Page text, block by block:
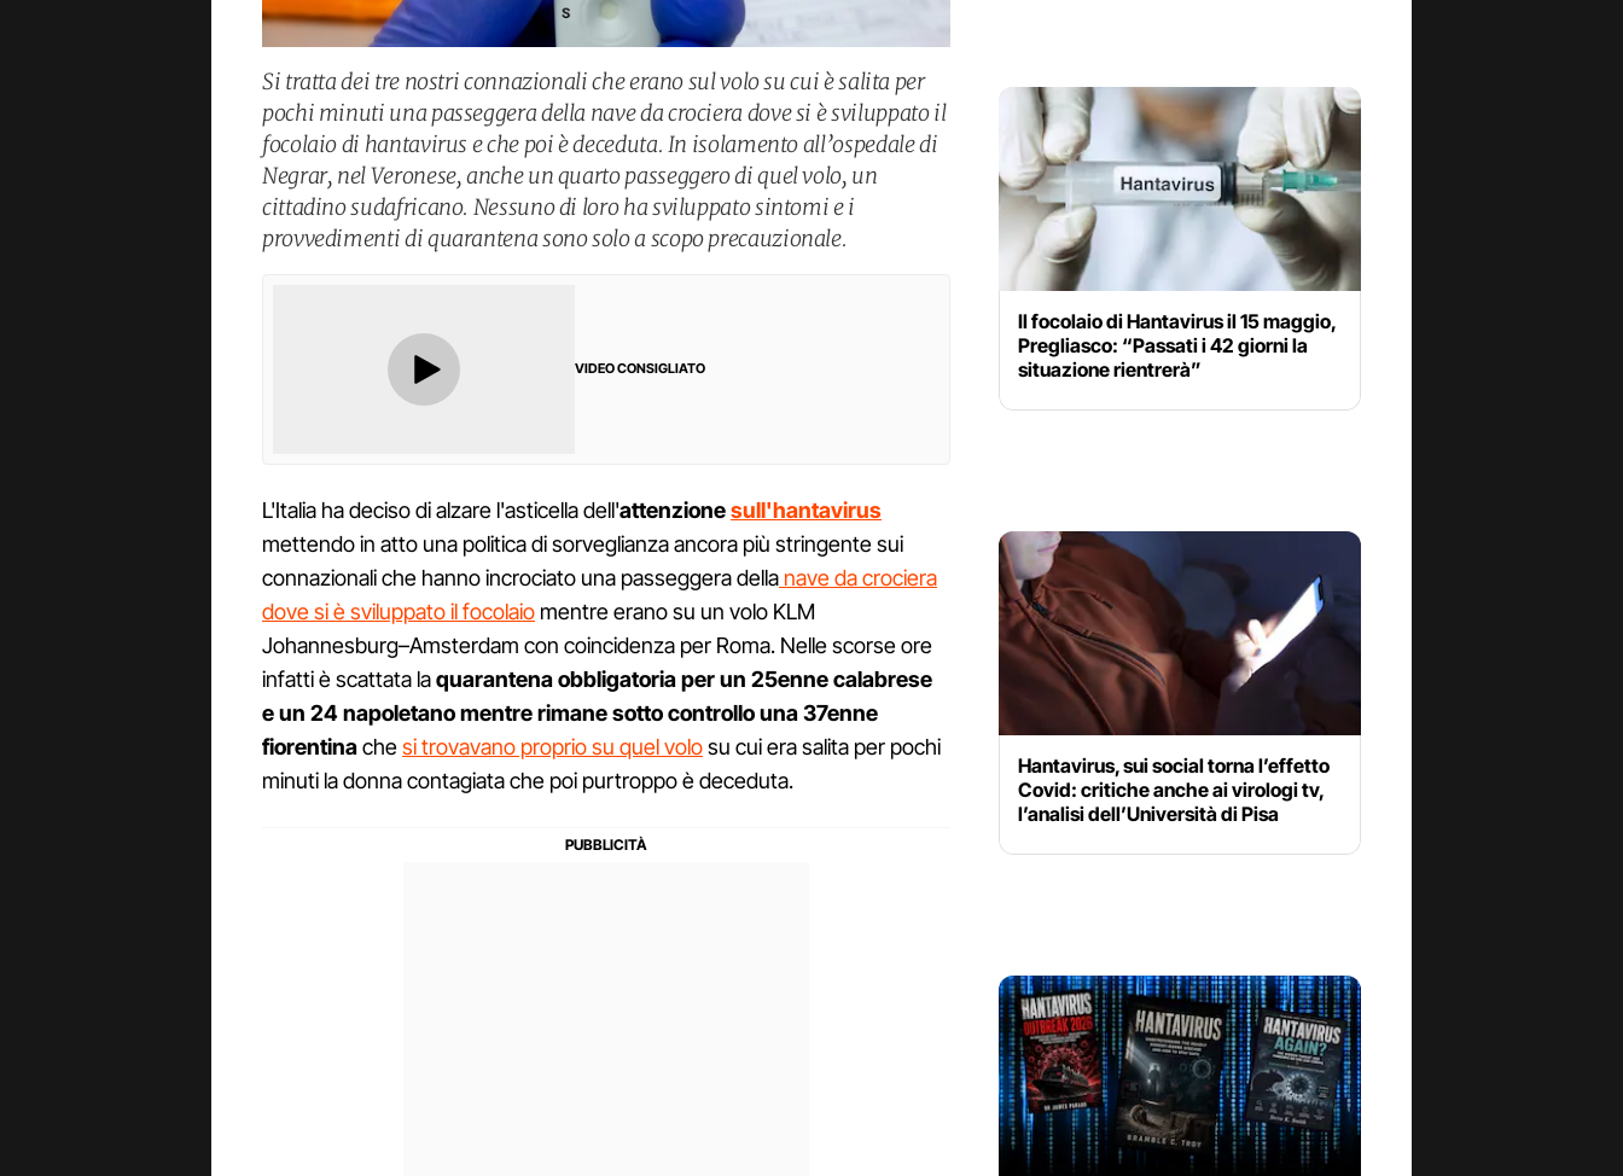
Si tratta dei tre nostri connazionali che erano sul volo su cui è salita per
pochi minuti una passeggera della nave da crociera dove si è sviluppato il
focolaio di hantavirus e che poi è deceduta. In isolamento all’ospedale di
Negrar, nel Veronese, anche un quarto passeggero di quel volo, un
cittadino sudafricano. Nessuno di loro ha sviluppato sintomi e i
provvedimenti di quarantena sono solo a scopo precauzionale.
VIDEO CONSIGLIATO
L'Italia ha deciso di alzare l'asticella dell'attenzionesull'hantavirus
mettendo in atto una politica di sorveglianza ancora più stringente sui
connazionali che hanno incrociato una passeggera della nave da crociera
dove si è sviluppato il focolaio mentre erano su un volo KLM
Johannesburg–Amsterdam con coincidenza per Roma. Nelle scorse ore
infatti è scattata laquarantena obbligatoria per un 25enne calabrese
e un 24 napoletano mentre rimane sotto controllo una 37enne
fiorentinachesi trovavano proprio su quel volosu cui era salita per pochi
minuti la donna contagiata che poi purtroppo è deceduta.
Il focolaio di Hantavirus il 15 maggio,
Pregliasco: “Passati i 42 giorni la
situazione rientrerà”
Hantavirus, sui social torna l’effetto
Covid: critiche anche ai virologi tv,
l’analisi dell’Università di Pisa